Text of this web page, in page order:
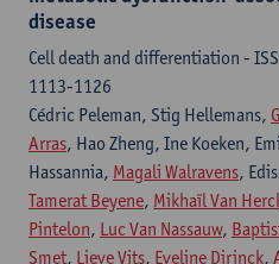
disease
Cell death and differentiation -
1113-1126
Cédric Peleman, Stig Hellemans,
Arras, Hao Zheng, Ine Koeken,
Hassannia, Magali Walravens,
Tamerat Beyene, Mikhaïl Van
Pintelon, Luc Van Nassauw,
Smet, Lieve Vits, Eveline Dirinck,